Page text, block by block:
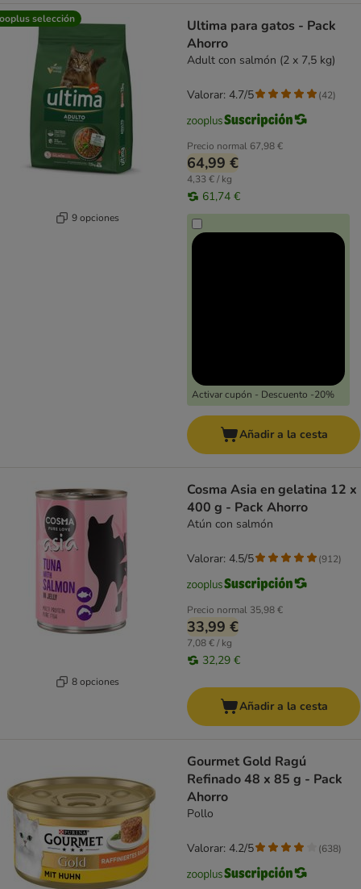
selección
9 opciones
Ultima para gatos - Pack
Ahorro
Adult con salmón (2 x 7,5 kg)
Precio normal 67,98 €
64,99 €
4,33 € / kg
61,74 €
Activar cupón - Descuento -20%
Valorar: 4.7/5 (42)
Añadir a la cesta
8 opciones
Cosma Asia en gelatina 12 x
400 g - Pack Ahorro
Atún con salmón
Precio normal 35,98 €
33,99 €
7,08 € / kg
32,29 €
Valorar: 4.5/5 (912)
Añadir a la cesta
Gourmet Gold Ragú
Refinado 48 x 85 g - Pack
Ahorro
Pollo
Valorar: 4.2/5 (638)